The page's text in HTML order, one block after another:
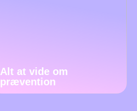
Alt at vide om
prævention